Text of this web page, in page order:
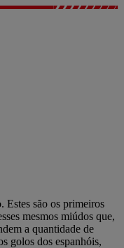
são os primeiros
mesmos miúdos que,
a quantidade de
golos dos espanhóis,